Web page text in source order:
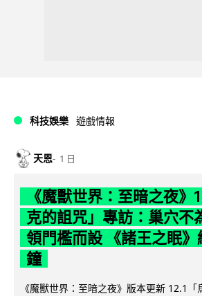
科技娛樂 遊戲情報
天恩 1 日
《魔獸世界：至暗之夜》
克的詛咒」專訪：巢穴不
領門檻而設 《諸王之眠
鐘
《魔獸世界：至暗之夜》版本更新 12.1